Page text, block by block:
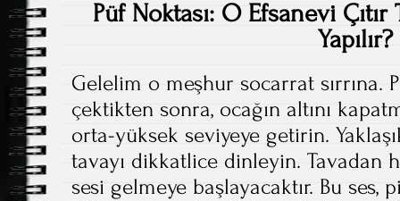
Püf Noktası: O Efsanevi Çıtır
Yapılır?
Gelelim o meşhur socarrat sırrına.
çektikten sonra, ocağın altını
orta-yüksek seviyeye getirin.
tavayı dikkatlice dinleyin. Tavadan
sesi gelmeye başlayacaktır. Bu